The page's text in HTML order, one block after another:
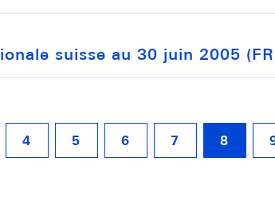
suisse au 30 juin 2005
4 5 6 7 8